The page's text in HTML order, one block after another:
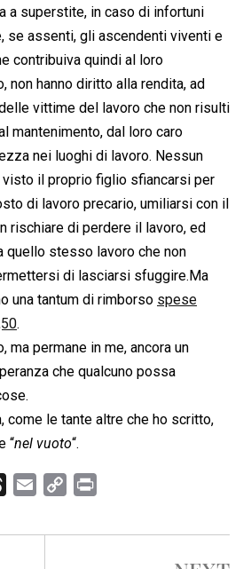
a superstite, in caso di infortuni
se assenti, gli ascendenti viventi e
contribuiva quindi al loro
non hanno diritto alla rendita, ad
vittime del lavoro che non risulti
mantenimento, dal loro caro
nei luoghi di lavoro. Nessun
il proprio figlio sfiancarsi per
di lavoro precario, umiliarsi con il
rischiare di perdere il lavoro, ed
quello stesso lavoro che non
di lasciarsi sfuggire.Ma
una tantum di rimborso spese
.
ma permane in me, ancora un
che qualcuno possa
come le tante altre che ho scritto,
“nel vuoto“.
r
a
p
i